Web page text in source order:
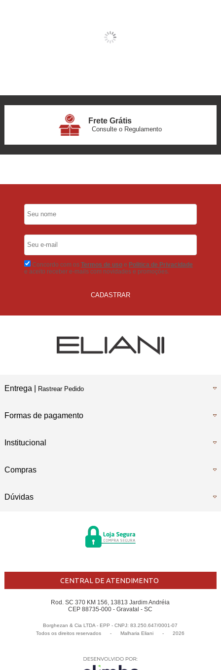
Frete Grátis
Consulte o Regulamento
Concordo com os Termos de usoe Politica de Privacidade
e aceito receber e-mails com novidades e promoções.
CADASTRAR
Entrega | Rastrear Pedido
Formas de pagamento
Institucional
Compras
Dúvidas
CENTRAL DE ATENDIMENTO
Rod. SC 370 KM 156, 13813 Jardim Andréia
CEP 88735-000 - Gravatal - SC
Borghezan & Cia LTDA - EPP - CNPJ: 83.250.647/0001-07
Todos os direitos reservados
- Malharia Eliani - 2026